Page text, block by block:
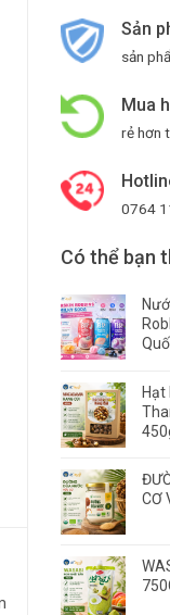
Sản
sản
Mua
rẻ hơn
0764
Có thể bạn
Hạt
CƠ